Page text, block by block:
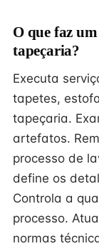
O que faz
tapeçaria?
Executa
tapetes,
tapeçaria.
artefatos.
processo de
define os
Controla a
processo.
normas